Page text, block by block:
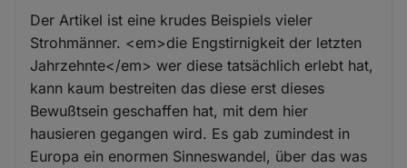
Der Artikel ist eine krudes Beispiels vieler
Strohmänner. <em>die Engstirnigkeit der letzten
Jahrzehnte</em> wer diese tatsächlich erlebt hat,
kann kaum bestreiten das diese erst dieses
Bewußtsein geschaffen hat, mit dem hier
hausieren gegangen wird. Es gab zumindest in
Europa ein enormen Sinneswandel, über das was